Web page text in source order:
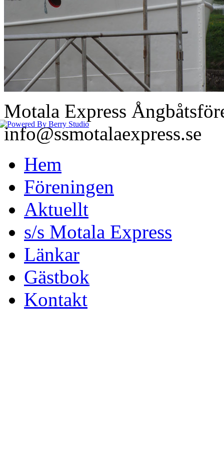
Motala Express
info@ssmotalaexpress.se
Hem
Föreningen
Aktuellt
s/s Motala Express
Länkar
Gästbok
Kontakt